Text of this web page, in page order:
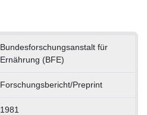
Bundesforschungsanstalt für
Ernährung (BFE)
Forschungsbericht/Preprint
1981